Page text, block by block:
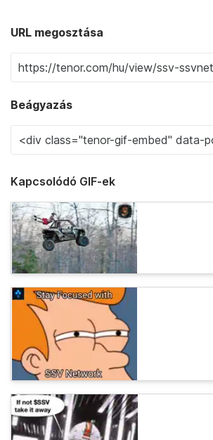
URL megosztása
Beágyazás
Kapcsolódó GIF-ek